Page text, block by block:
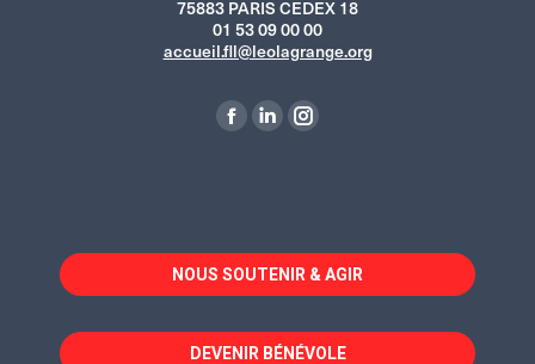
75883 PARIS CEDEX 18
01 53 09 00 00
accueil.fll@leolagrange.org
La
dans
une
fenêtre
La
dans
une
fenêtre
La
dans
une
fenêtre
NOUS SOUTENIR & AGIR
DEVENIR BÉNÉVOLE